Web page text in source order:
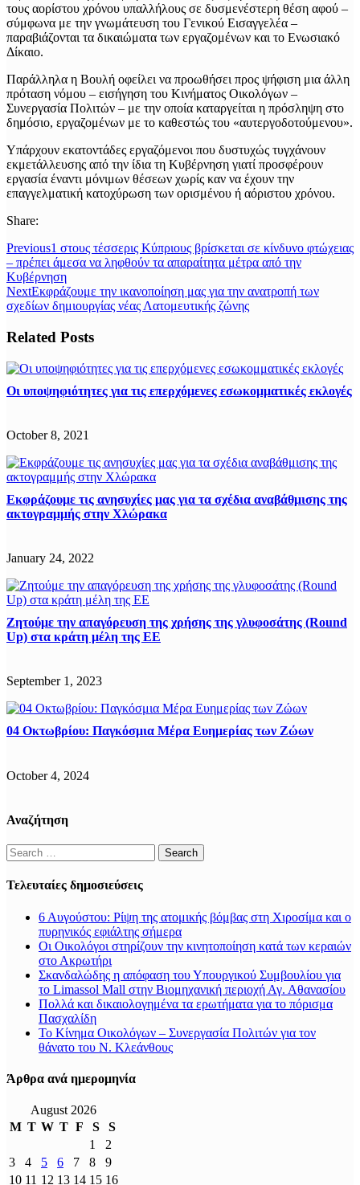
τους αορίστου χρόνου υπαλλήλους σε δυσμενέστερη θέση αφού –
σύμφωνα με την γνωμάτευση του Γενικού Εισαγγελέα –
παραβιάζονται τα δικαιώματα των εργαζομένων και το Ενωσιακό
Δίκαιο.
Παράλληλα η Βουλή οφείλει να προωθήσει προς ψήφιση μια άλλη
πρόταση νόμου – εισήγηση του Κινήματος Οικολόγων –
Συνεργασία Πολιτών – με την οποία καταργείται η πρόσληψη στο
δημόσιο, εργαζομένων με το καθεστώς του «αυτεργοδοτούμενου».
Υπάρχουν εκατοντάδες εργαζόμενοι που δυστυχώς τυγχάνουν
εκμετάλλευσης από την ίδια τη Κυβέρνηση γιατί προσφέρουν
εργασία έναντι μόνιμων θέσεων χωρίς καν να έχουν την
επαγγελματική κατοχύρωση των ορισμένου ή αόριστου χρόνου.
Share:
Previous1 στους τέσσερις Κύπριους βρίσκεται σε κίνδυνο φτώχειας
– πρέπει άμεσα να ληφθούν τα απαραίτητα μέτρα από την
Κυβέρνηση
NextΕκφράζουμε την ικανοποίηση μας για την ανατροπή των
σχεδίων δημιουργίας νέας Λατομευτικής ζώνης
Related Posts
Οι υποψηφιότητες για τις επερχόμενες εσωκομματικές εκλογές
October 8, 2021
Εκφράζουμε τις ανησυχίες μας για τα σχέδια αναβάθμισης της
ακτογραμμής στην Χλώρακα
January 24, 2022
Ζητούμε την απαγόρευση της χρήσης της γλυφοσάτης (Round
Up) στα κράτη μέλη της ΕΕ
September 1, 2023
04 Οκτωβρίου: Παγκόσμια Μέρα Ευημερίας των Ζώων
October 4, 2024
Αναζήτηση
Search
for:
Τελευταίες δημοσιεύσεις
6 Αυγούστου: Ρίψη της ατομικής βόμβας στη Χιροσίμα και ο
πυρηνικός εφιάλτης σήμερα
Οι Οικολόγοι στηρίζουν την κινητοποίηση κατά των κεραιών
στο Ακρωτήρι
Σκανδαλώδης η απόφαση του Υπουργικού Συμβουλίου για
το Limassol Mall στην Βιομηχανική περιοχή Αγ. Αθανασίου
Πολλά και δικαιολογημένα τα ερωτήματα για το πόρισμα
Πασχαλίδη
Το Κίνημα Οικολόγων – Συνεργασία Πολιτών για τον
θάνατο του Ν. Κλεάνθους
Άρθρα ανά ημερομηνία
August 2026
M T W T F S
S
1
2
3
4 5 6 7 8
9
10 11 12 13 14 15 16